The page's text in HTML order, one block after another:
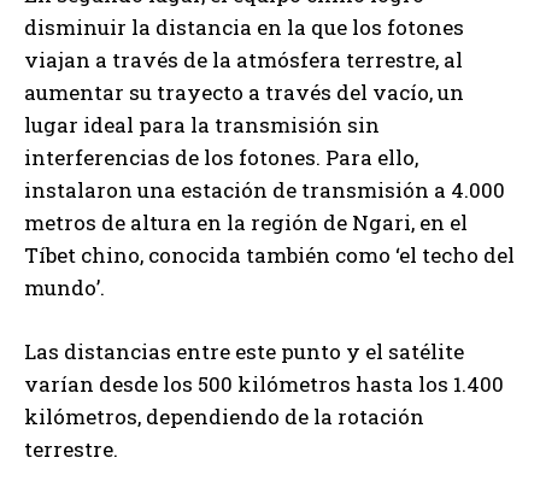
disminuir la distancia en la que los fotones
viajan a través de la atmósfera terrestre, al
aumentar su trayecto a través del vacío, un
lugar ideal para la transmisión sin
interferencias de los fotones. Para ello,
instalaron una estación de transmisión a 4.000
metros de altura en la región de Ngari, en el
Tíbet chino, conocida también como ‘el techo del
mundo’.
Las distancias entre este punto y el satélite
varían desde los 500 kilómetros hasta los 1.400
kilómetros, dependiendo de la rotación
terrestre.